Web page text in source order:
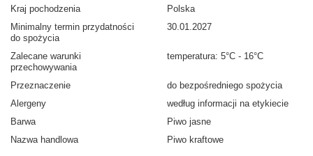
Kraj pochodzenia
Polska
Minimalny termin przydatności
do spożycia
30.01.2027
Zalecane warunki
przechowywania
temperatura: 5°C - 16°C
Przeznaczenie
do bezpośredniego spożycia
Alergeny
według informacji na etykiecie
Barwa
Piwo jasne
Nazwa handlowa
Piwo kraftowe